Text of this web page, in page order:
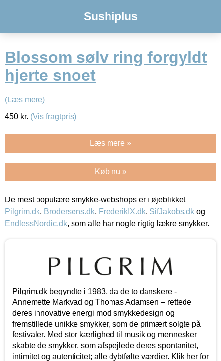
Sushiplus
Blossom sølv ring forgyldt
hjerte snoet
(Læs mere)
450 kr. (Vis fragtpris)
Læs mere »
Køb nu »
De mest populære smykke-webshops er i øjeblikket
Pilgrim.dk, Brodersens.dk, FrederikIX.dk, SifJakobs.dk og
EndlessNordic.dk, som alle har nogle rigtig lækre smykker.
Pilgrim.dk begyndte i 1983, da de to danskere -
Annemette Markvad og Thomas Adamsen – rettede
deres innovative energi mod smykkedesign og
fremstillede unikke smykker, som de primært solgte på
festivaler. Med stor kærlighed til musik og mennesker
skabte de smykker, som afspejlede deres spontanitet,
intimitet og autenticitet; alle dybtfølte værdier. Klik her for